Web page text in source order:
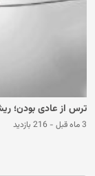
ترس از عادی بودن؛
3 ماه قبل - 216 بازدید